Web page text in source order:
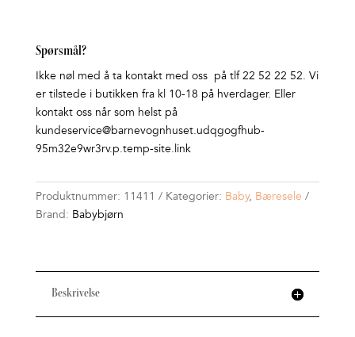
Spørsmål?
Ikke nøl med å ta kontakt med oss på tlf 22 52 22 52. Vi
er tilstede i butikken fra kl 10-18 på hverdager. Eller
kontakt oss når som helst på
kundeservice@barnevognhuset.udqgogfhub-
95m32e9wr3rv.p.temp-site.link
Produktnummer: 11411 Kategorier: Baby, Bæresele
Brand: Babybjørn
Beskrivelse